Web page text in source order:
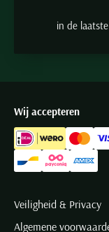
in de
Wij accepteren
Veiligheid & Privacy
Algemene